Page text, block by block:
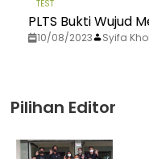
TEST
PLTS Bukti Wujud
10/08/2023 Syifa
Pilihan Editor